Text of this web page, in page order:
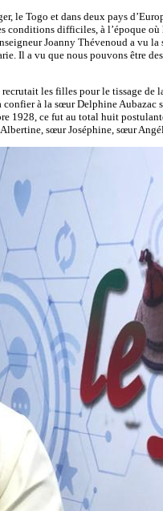
Togo et dans deux pays
conditions difficiles, à l’époque
Joanny Thévenoud a vu
Il a vu que nous pouvons être
les filles pour le tissage de
à la sœur Delphine Aubazac
1928, ce fut au total huit
sœur Joséphine, sœur